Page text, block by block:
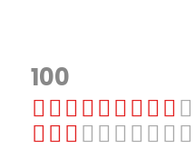
100